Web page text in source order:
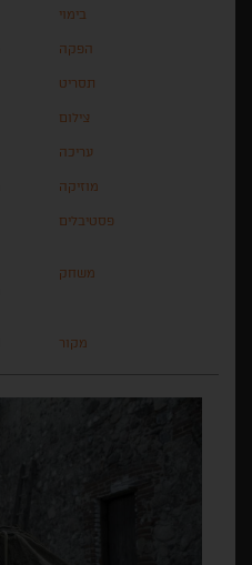
בימוי
הפקה
תסריט
צילום
עריכה
מוזיקה
פסטיבלים
משחק
מקור